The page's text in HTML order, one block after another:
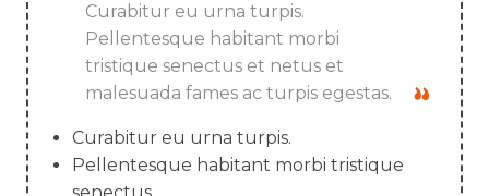
Curabitur eu urna turpis.
Pellentesque habitant morbi
tristique senectus et netus et
malesuada fames ac turpis egestas.
Curabitur eu urna turpis.
Pellentesque habitant morbi tristique